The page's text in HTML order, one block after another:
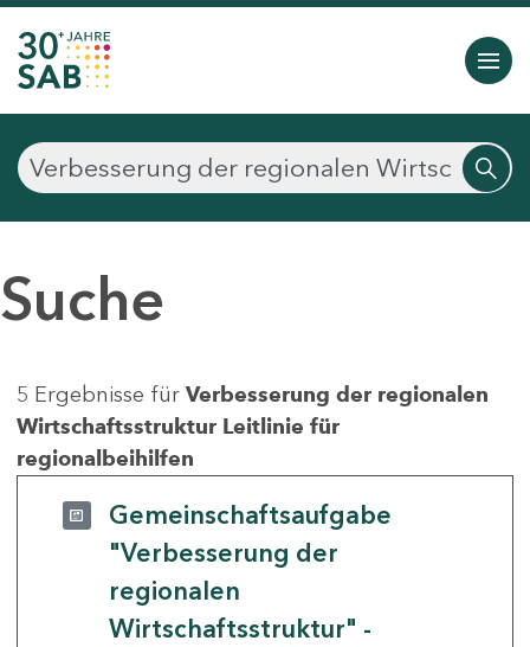
Suche
5 Ergebnisse für Verbesserung der regionalen
Wirtschaftsstruktur Leitlinie für
regionalbeihilfen
Gemeinschaftsaufgabe
"Verbesserung der
regionalen
Wirtschaftsstruktur" -